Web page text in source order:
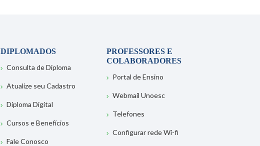
DIPLOMADOS
Consulta de Diploma
Atualize seu Cadastro
Diploma Digital
Cursos e Benefícios
Fale Conosco
PROFESSORES E
COLABORADORES
Portal de Ensino
Webmail Unoesc
Telefones
Configurar rede Wi-fi